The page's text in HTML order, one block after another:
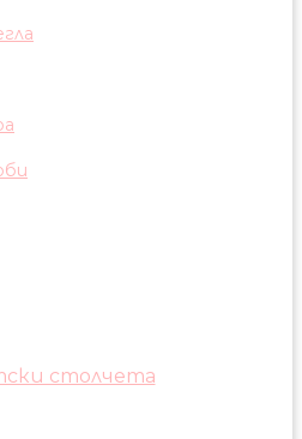
столчета